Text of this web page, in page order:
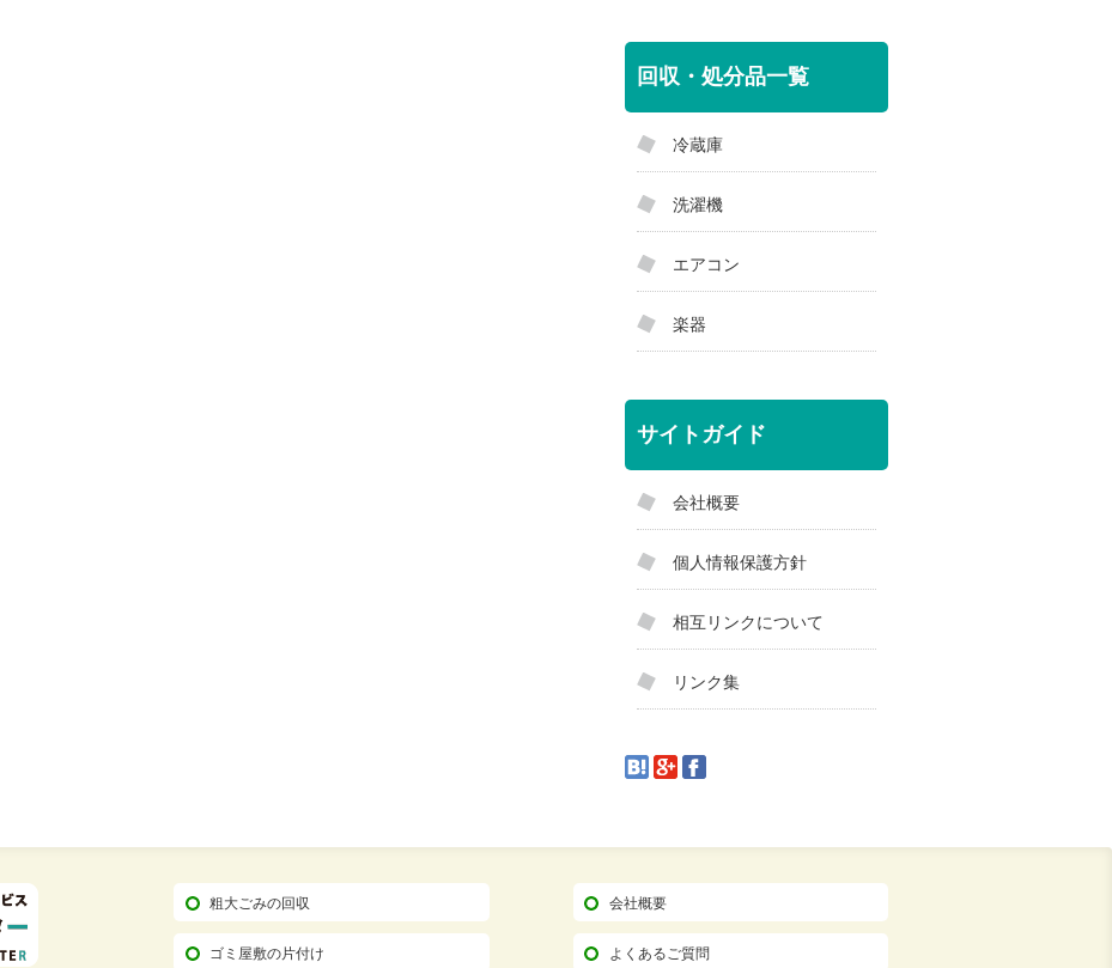
回収・処分品一覧
冷蔵庫
洗濯機
エアコン
楽器
サイトガイド
会社概要
個人情報保護方針
相互リンクについて
リンク集
粗大ごみの回収
ゴミ屋敷の片付け
会社概要
よくあるご質問